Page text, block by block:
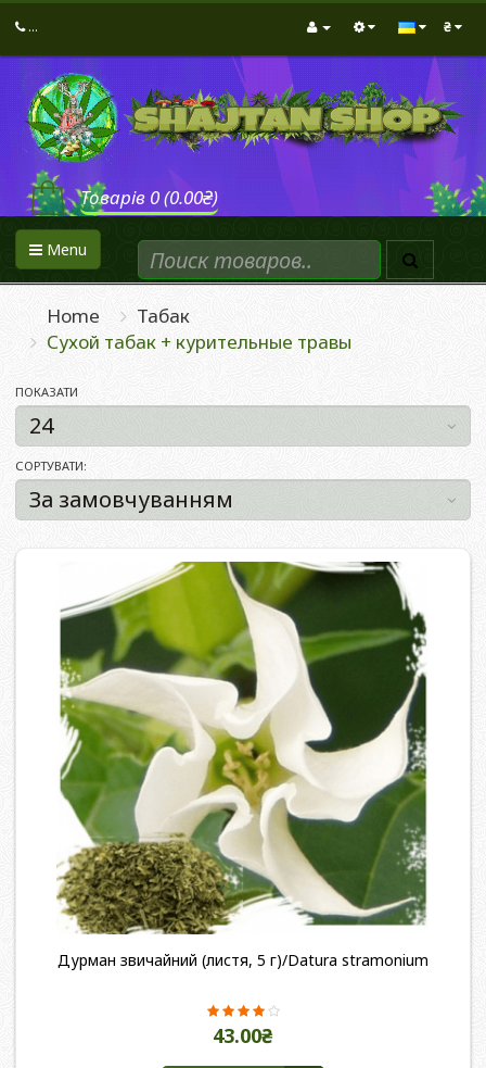
₴
...
Товарів 0 (0.00₴)
Menu
Home
Табак
Сухой табак + курительные травы
ПОКАЗАТИ
СОРТУВАТИ:
Дурман звичайний (листя, 5 г)/Datura stramonium
43.00₴